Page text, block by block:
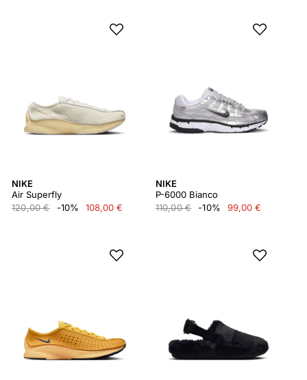
NIKE
Air Superfly
120,00 €
-10% 108,00 €
NIKE
P-6000 Bianco
110,00 €
-10% 99,00 €